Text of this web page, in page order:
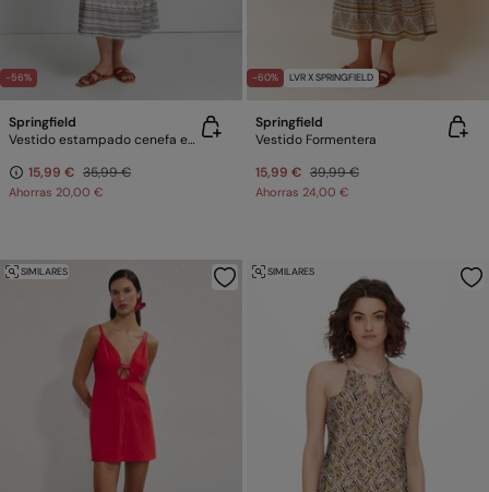
-56%
Springfield
Vestido estampado cenefa escote
15,99 € 35,99 €
Ahorras 20,00 €
-60% LVR X SPRINGFIELD
Springfield
Vestido Formentera
15,99 € 39,99 €
Ahorras 24,00 €
SIMILARES SIMILARES